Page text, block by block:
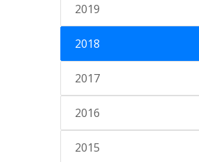
2019
2018
2017
2016
2015